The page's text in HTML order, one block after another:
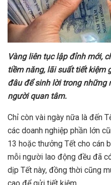
Vàng liên tục lập đỉnh mới,
tiềm năng, lãi suất tiết kiệm
đâu đểsinh lời trong những
người quan tâm.
Chỉ còn vài ngày nữa là đến
các doanh nghiệp phần lớn
13 hoặc thưởng Tết cho cán
mỗi người lao động đều đã
dịp Tết này, đồng thời cũng